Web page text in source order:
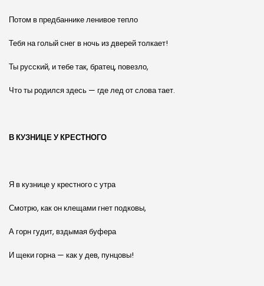
Потом в предбаннике ленивое тепло
Тебя на голый снег в ночь из дверей толкает!
Ты русский, и тебе так, братец, повезло,
Что ты родился здесь — где лед от слова тает.
В КУЗНИЦЕ У КРЕСТНОГО
Я в кузнице у крестного с утра
Смотрю, как он клещами гнет подковы,
А горн гудит, вздымая буфера
И щеки горна — как у дев, пунцовы!